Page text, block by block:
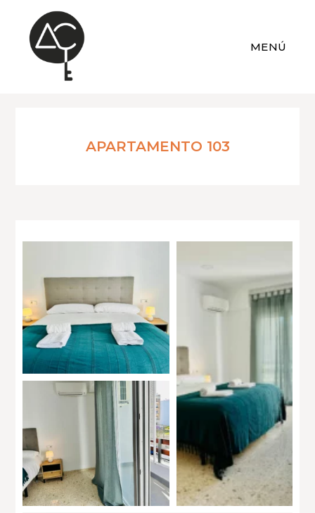
MENÚ
APARTAMENTO 103